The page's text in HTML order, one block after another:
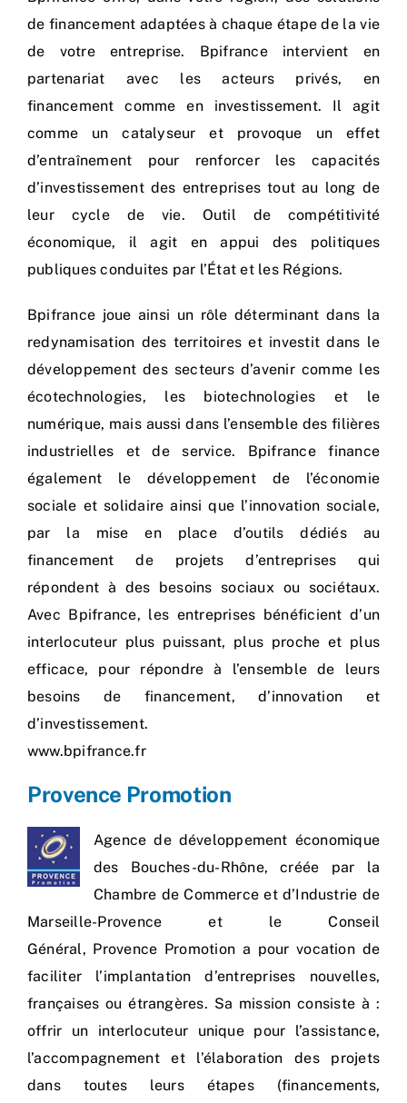
de financement adaptées à chaque étape de la vie
de votre entreprise. Bpifrance intervient en
partenariat avec les acteurs privés, en
financement comme en investissement. Il agit
comme un catalyseur et provoque un effet
d’entraînement pour renforcer les capacités
d’investissement des entreprises tout au long de
leur cycle de vie. Outil de compétitivité
économique, il agit en appui des politiques
publiques conduites par l’État et les Régions.
Bpifrance joue ainsi un rôle déterminant dans la
redynamisation des territoires et investit dans le
développement des secteurs d’avenir comme les
écotechnologies, les biotechnologies et le
numérique, mais aussi dans l’ensemble des filières
industrielles et de service. Bpifrance finance
également le développement de l’économie
sociale et solidaire ainsi que l’innovation sociale,
par la mise en place d’outils dédiés au
financement de projets d’entreprises qui
répondent à des besoins sociaux ou sociétaux.
Avec Bpifrance, les entreprises bénéficient d’un
interlocuteur plus puissant, plus proche et plus
efficace, pour répondre à l’ensemble de leurs
besoins de financement, d’innovation et
d’investissement.
www.bpifrance.fr
Provence Promotion
Agence de développement économique
des Bouches-du-Rhône, créée par la
Chambre de Commerce et d’Industrie de
Marseille-Provence et le Conseil
Général, Provence Promotion a pour vocation de
faciliter l’implantation d’entreprises nouvelles,
françaises ou étrangères. Sa mission consiste à :
offrir un interlocuteur unique pour l’assistance,
l’accompagnement et l’élaboration des projets
dans toutes leurs étapes (financements,